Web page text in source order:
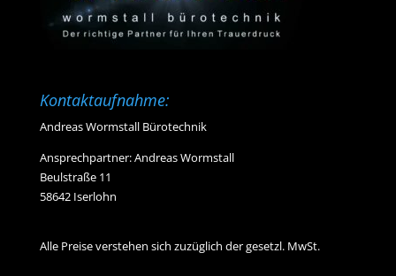
Kontaktaufnahme:
Andreas Wormstall Bürotechnik
Ansprechpartner: Andreas Wormstall
Beulstraße 11
58642 Iserlohn
Alle Preise verstehen sich zuzüglich der gesetzl. MwSt.